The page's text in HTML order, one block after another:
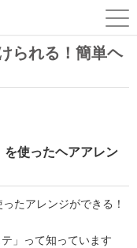
られる！簡単ヘ
を使ったヘアアレン
」って知っています